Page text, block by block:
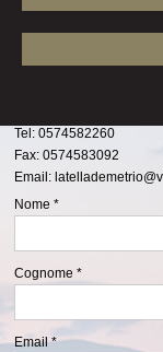
Contatti
Studio Dr. Rag.
Demetrio Latella
Tel:0574582260
Fax:0574583092
Email:
Nome *
Cognome *
Email *